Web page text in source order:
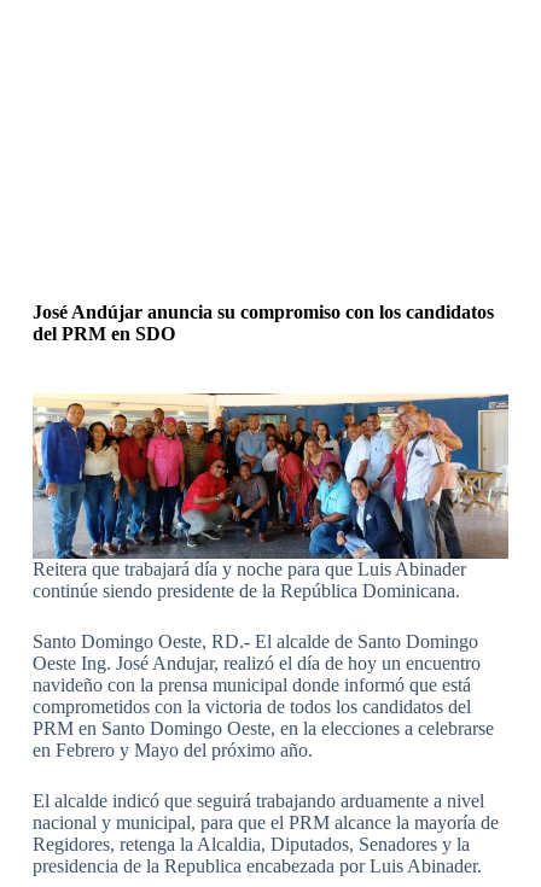
José Andújar anuncia su compromiso con los candidatos
del PRM en SDO
Reitera que trabajará día y noche para que Luis Abinader
continúe siendo presidente de la República Dominicana.
Santo Domingo Oeste, RD.- El alcalde de Santo Domingo
Oeste Ing. José Andujar, realizó el día de hoy un encuentro
navideño con la prensa municipal donde informó que está
comprometidos con la victoria de todos los candidatos del
PRM en Santo Domingo Oeste, en la elecciones a celebrarse
en Febrero y Mayo del próximo año.
El alcalde indicó que seguirá trabajando arduamente a nivel
nacional y municipal, para que el PRM alcance la mayoría de
Regidores, retenga la Alcaldia, Diputados, Senadores y la
presidencia de la Republica encabezada por Luis Abinader.